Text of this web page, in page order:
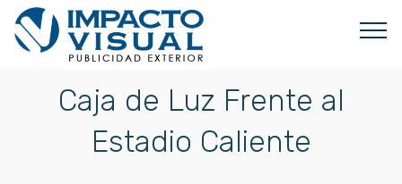
Caja de Luz Frente al
Estadio Caliente